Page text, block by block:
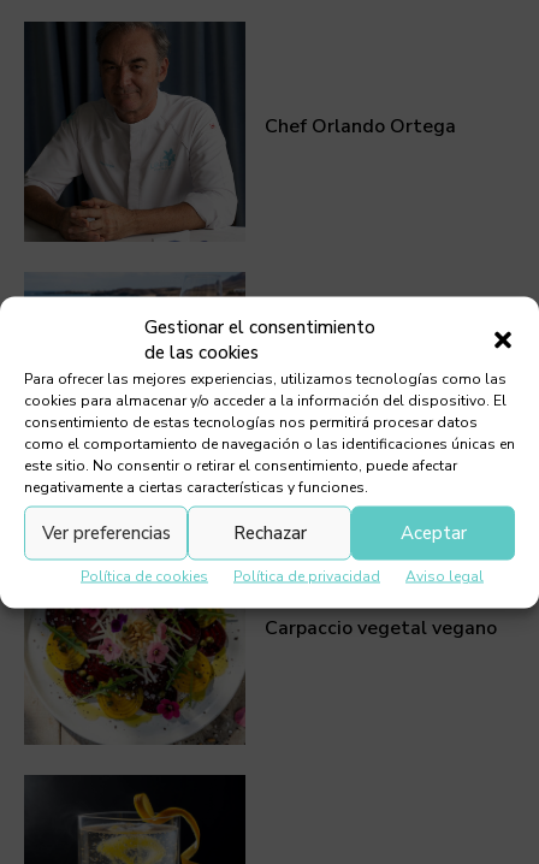
Gestionar el consentimiento
de las cookies
Para ofrecer las mejores experiencias, utilizamos tecnologías como las
cookies para almacenar y/o acceder a la información del dispositivo. El
consentimiento de estas tecnologías nos permitirá procesar datos
como el comportamiento de navegación o las identificaciones únicas en
este sitio. No consentir o retirar el consentimiento, puede afectar
negativamente a ciertas características y funciones.
Aceptar
Rechazar
Ver preferencias
Política de cookies Política de privacidad Aviso legal
Chef Orlando Ortega
Tartar de carabineros
Carpaccio vegetal vegano